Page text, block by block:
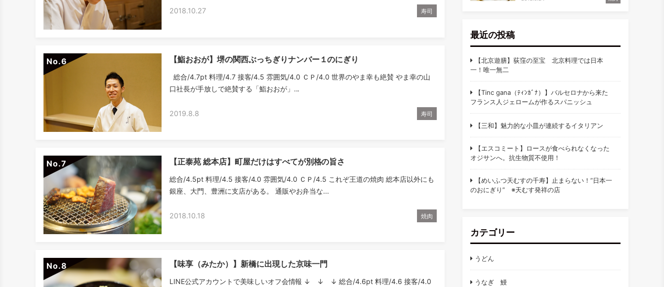
2018.10.27 寿司
No. 【鮨おおが】堺の関西ぶっちぎりナンバー１のにぎり
総合/4.7pt 料理/4.7 接客/4.5 雰囲気/4.0 ＣＰ/4.0 世界のやま幸も絶賛 やま幸の山
口社長が手放しで絶賛する「鮨おおが」...
2019.8.8 寿司
No. 【正泰苑 総本店】町屋だけはすべてが別格の旨さ
総合/4.5pt 料理/4.5 接客/4.0 雰囲気/4.0 ＣＰ/4.5 これぞ王道の焼肉 総本店以外にも
銀座、大門、豊洲に支店がある。 通販やお弁当な...
2018.10.18 焼肉
No. 【味享（みたか）】新橋に出現した京味一門
LINE公式アカウントで美味しいオフ会情報 ↓ ↓ ↓ 総合/4.6pt 料理/4.6 接客/4.0
最近の投稿
【北京遊膳】荻窪の至宝 北京料理では日本
一！唯一無二
【Tinc gana（ﾃｨﾝｶﾞﾅ）】バルセロナから来た
フランス人ジェロームが作るスパニッシュ
【三和】魅力的な小皿が連続するイタリアン
【エスコミート】ロースが食べられなくなった
オジサンへ。抗生物質不使用！
【めいふつ天むすの千寿】止まらない！”日本一
のおにぎり” ※天むす発祥の店
カテゴリー
うどん
うなぎ 鰻